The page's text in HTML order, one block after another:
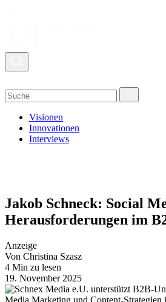
Visionen
Innovationen
Interviews
Jakob Schneck: Social
Herausforderungen im
Anzeige
Von Christina Szasz
4 Min zu lesen
19. November 2025